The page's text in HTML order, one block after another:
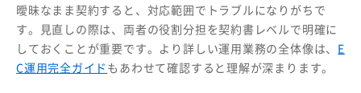
曖昧なまま契約すると、対応範囲でトラブルになりがちで
す。見直しの際は、両者の役割分担を契約書レベルで明確に
しておくことが重要です。より詳しい運用業務の全体像は、 E
C運用完全ガイド もあわせて確認すると理解が深まります。